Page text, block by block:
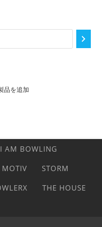
品を追加
I AM BOWLING
MOTIV
STORM
THE HOUSE